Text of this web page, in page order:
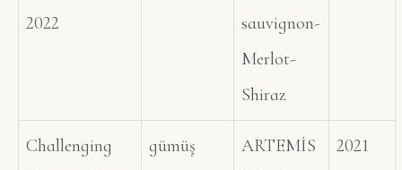
2022
sauvignon-
Merlot-
Shiraz
Challenging
gümüş
ARTEMİS
2021